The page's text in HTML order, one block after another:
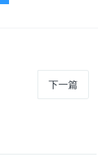
下一篇